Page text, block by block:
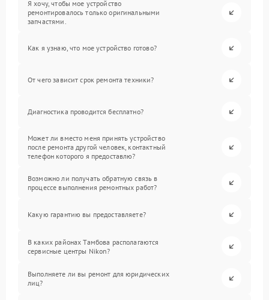
Я хочу, чтобы мое устройство
ремонтировалось только оригинальными
запчастями.
Как я узнаю, что мое устройство готово?
От чего зависит срок ремонта техники?
Диагностика проводится бесплатно?
Может ли вместо меня принять устройство
после ремонта другой человек, контактный
телефон которого я предоставлю?
Возможно ли получать обратную связь в
процессе выполнения ремонтных работ?
Какую гарантию вы предоставляете?
В каких районах Тамбова располагаются
сервисные центры Nikon?
Выполняете ли вы ремонт для юридических
лиц?